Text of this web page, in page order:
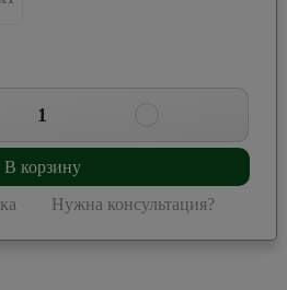
1
В корзину
Нужна консультация?